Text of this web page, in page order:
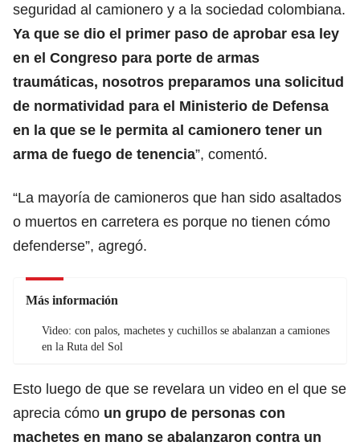
seguridad al camionero y a la sociedad colombiana.
Ya que se dio el primer paso de aprobar esa ley
en el Congreso para porte de armas
traumáticas, nosotros preparamos una solicitud
de normatividad para el Ministerio de Defensa
en la que se le permita al camionero tener un
arma de fuego de tenencia”, comentó.
“La mayoría de camioneros que han sido asaltados
o muertos en carretera es porque no tienen cómo
defenderse”, agregó.
Más información
Video: con palos, machetes y cuchillos se abalanzan a camiones
en la Ruta del Sol
Esto luego de que se revelara un video en el que se
aprecia cómo un grupo de personas con
machetes en mano se abalanzaron contra un